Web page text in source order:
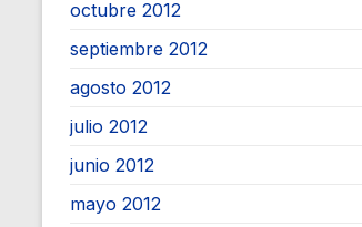
octubre 2012
septiembre 2012
agosto 2012
julio 2012
junio 2012
mayo 2012